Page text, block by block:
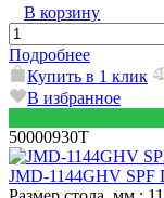
В корзину
Подробнее
Купить в 1 клик
В избранное
50000930T
JMD-1144GHV SPF